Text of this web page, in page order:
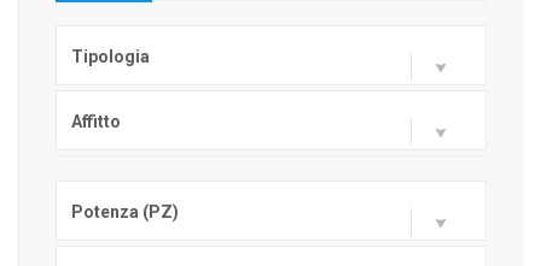
Tipologia
Affitto
Potenza (PZ)